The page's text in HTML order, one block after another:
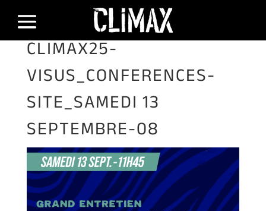
CLIMAX25-
VISUS_CONFERENCES-
SITE_SAMEDI 13
SEPTEMBRE-08